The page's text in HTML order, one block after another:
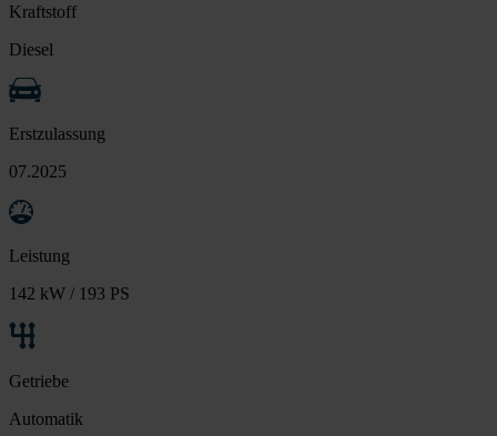
Kraftstoff
Diesel
Erstzulassung
07.2025
Leistung
142 kW / 193 PS
Getriebe
Automatik